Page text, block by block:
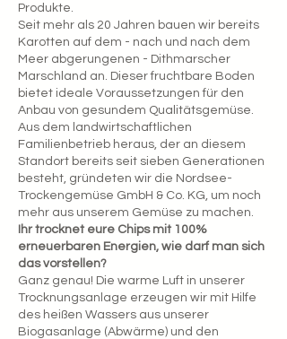
Produkte.
Seit mehr als 20 Jahren bauen wir bereits
Karotten auf dem - nach und nach dem
Meer abgerungenen - Dithmarscher
Marschland an. Dieser fruchtbare Boden
bietet ideale Voraussetzungen für den
Anbau von gesundem Qualitätsgemüse.
Aus dem landwirtschaftlichen
Familienbetrieb heraus, der an diesem
Standort bereits seit sieben Generationen
besteht, gründeten wir die Nordsee-
Trockengemüse GmbH & Co. KG, um noch
mehr aus unserem Gemüse zu machen.
Ihr trocknet eure Chips mit 100%
erneuerbaren Energien, wie darf man sich
das vorstellen?
Ganz genau! Die warme Luft in unserer
Trocknungsanlage erzeugen wir mit Hilfe
des heißen Wassers aus unserer
Biogasanlage (Abwärme) und den